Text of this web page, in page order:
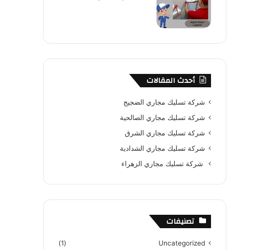
أحدث المقالات
شركة تسليك مجاري الضجيج
شركة تسليك مجاري الصالحية
شركة تسليك مجاري الشرق
شركة تسليك مجاري الشدادية
شركة تسليك مجاري الزهراء
تصنيفات
Uncategorized
(1)